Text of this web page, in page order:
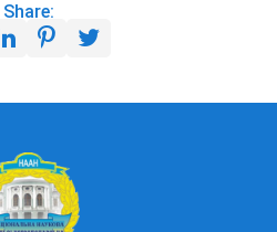
Share: